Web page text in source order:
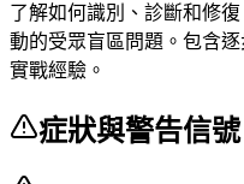
了解如何識別、診斷和修
動的受眾盲區問題。包含
實戰經驗。
症狀與警告信號